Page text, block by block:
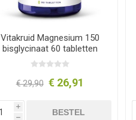
Vitakruid Magnesium 150
bisglycinaat 60 tabletten
€ 29,90 € 26,91
i
h
BESTEL